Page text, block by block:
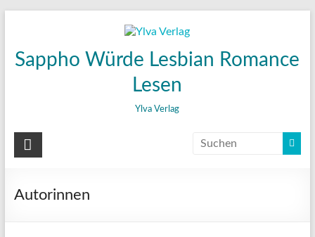
Sappho Würde Lesbian Romance
Lesen
Ylva Verlag
Autorinnen